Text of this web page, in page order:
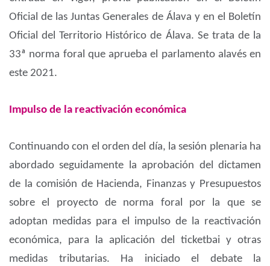
Oficial de las Juntas Generales de Álava y en el Boletín
Oficial del Territorio Histórico de Álava. Se trata de la
33ª norma foral que aprueba el parlamento alavés en
este 2021.
Impulso de la reactivación económica
Continuando con el orden del día, la sesión plenaria ha
abordado seguidamente la aprobación del dictamen
de la comisión de Hacienda, Finanzas y Presupuestos
sobre el proyecto de norma foral por la que se
adoptan medidas para el impulso de la reactivación
económica, para la aplicación del ticketbai y otras
medidas tributarias. Ha iniciado el debate la